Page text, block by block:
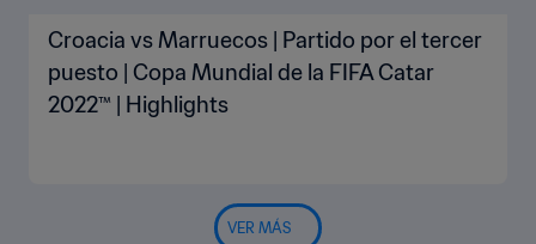
Croacia vs Marruecos | Partido por el tercer
puesto | Copa Mundial de la FIFA Catar
2022™ | Highlights
VER MÁS